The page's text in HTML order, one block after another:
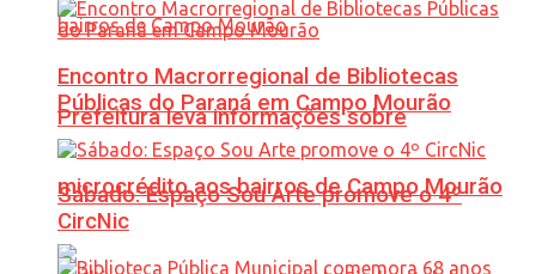
Prefeitura leva informações sobre
microcrédito aos bairros de Campo Mourão
Encontro Macrorregional de Bibliotecas
Públicas do Paraná em Campo Mourão
Sábado: Espaço Sou Arte promove o 4º
CircNic